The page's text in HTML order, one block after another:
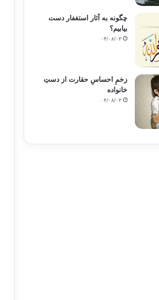
چگونه به آثار استغفار دست
بیابیم؟
۰۴/۰۸/۰۳
زخمِ احساسِ حقارت از دستِ
خانواده
۰۴/۰۸/۰۳